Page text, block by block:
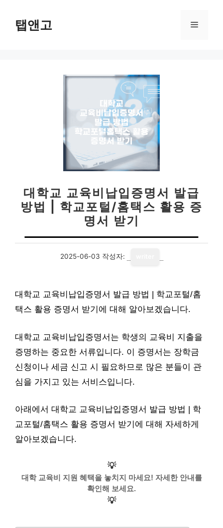
탭앤고 메
대학교 교육비납입증명서 발급
방법 | 학교포털/홈택스 활용 증
명서 받기
2025-06-03 작성자:
대학교 교육비납입증명서 발급 방법 | 학교포털/홈
택스 활용 증명서 받기에 대해 알아보겠습니다.
대학교 교육비납입증명서는 학생의 교육비 지출을
증명하는 중요한 서류입니다. 이 증명서는 장학금
신청이나 세금 신고 시 필요하므로 많은 분들이 관
심을 가지고 있는 서비스입니다.
아래에서 대학교 교육비납입증명서 발급 방법 | 학
교포털/홈택스 활용 증명서 받기에 대해 자세하게
알아보겠습니다.
💡
대학 교육비 지원 혜택을 놓치지 마세요! 자세한 안내를
확인해 보세요.
💡